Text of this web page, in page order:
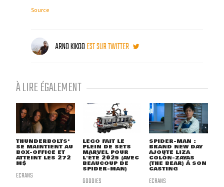
Source
ARNO KIKOOEST SUR TWITTER
À LIRE ÉGALEMENT
THUNDERBOLTS*
SE MAINTIENT AU
BOX-OFFICE ET
ATTEINT LES 272
M$
ECRANS
LEGO FAIT LE
PLEIN DE SETS
MARVEL POUR
L'ÉTÉ 2025 (AVEC
BEAUCOUP DE
SPIDER-MAN)
GOODIES
SPIDER-MAN :
BRAND NEW DAY
AJOUTE LIZA
COLÓN-ZAYAS
(THE BEAR) À SON
CASTING
ECRANS